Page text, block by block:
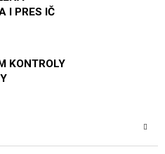
I PRES IČ
KONTROLY